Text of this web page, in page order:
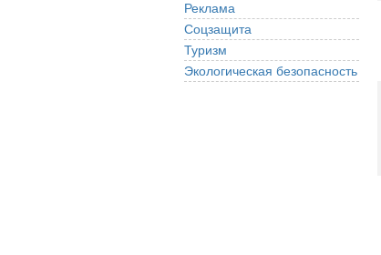
Реклама
Соцзащита
Туризм
Экологическая безопасность